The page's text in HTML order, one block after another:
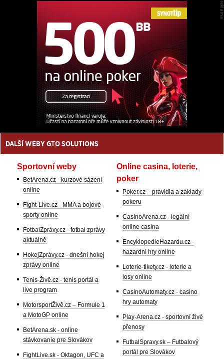
DALŠÍ WEBY GTO SOLUTIONS
Sportovní weby
BetArena.cz - kurzové sázení
online
Fight-Live.cz - MMA a bojové
sporty online
FotbalZprávy.cz - fotbal zprávy
aktuálně
HokejZprávy.cz - dnešní hokej
zprávy online
Tenis-Živě.cz - tenis portál a
live program
MotorsportŽivě.cz – Formule 1
a MotoGP online
BetArena.sk - online
stávkovanie pre Slovákov
FightLive.sk - Oktagon, UFC a
Online casina, loterie,
poker
Poker.cz – pravidla a základy
pokeru
CasinoArena.cz - legální
online casina
EncyklopedieHazardu.cz -
hazardní hry online
Loterie-tikety.cz - loterie a
losy online
CasinoAutomaty.cz - casino
hry automaty
Play-Arena.cz - sportovní živé
přenosy
FutbalSpravy.sk – Futbalový
portál pre Slovákov